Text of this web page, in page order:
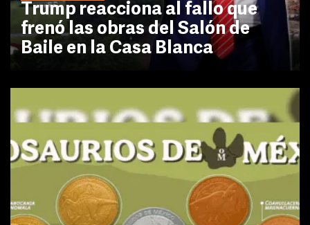
Trump reacciona al fallo que
frenó las obras del Salón de
Baile en la Casa Blanca